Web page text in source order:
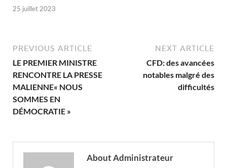
25 juillet 2023
PREVIOUS ARTICLE
LE PREMIER MINISTRE
RENCONTRE LA PRESSE
MALIENNE« NOUS
SOMMES EN
DÉMOCRATIE »
NEXT ARTICLE
CFD: des avancées
notables malgré des
difficultés
About Administrateur